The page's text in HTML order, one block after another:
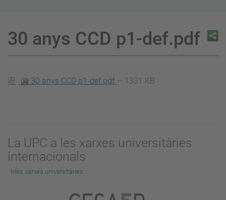
30 anys CCD p1-def.pdf
30 anys CCD p1-def.pdf — 1331 KB
La UPC a les xarxes universitàries
internacionals
Més xarxes universitàries